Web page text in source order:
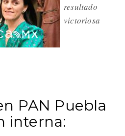
resultado
victoriosa
PAN Puebla
interna: